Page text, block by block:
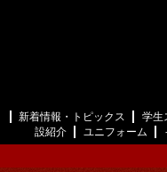
新着情報・トピックス 学生
設紹介
ユニフォーム